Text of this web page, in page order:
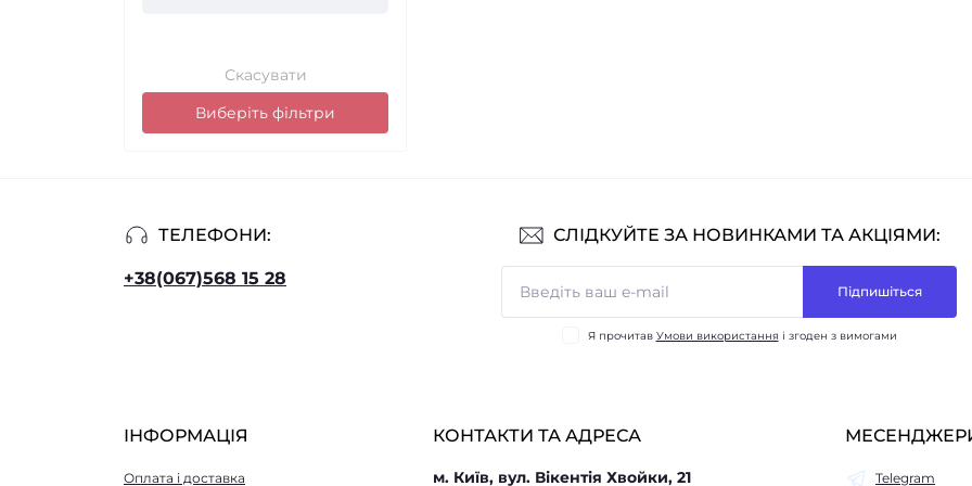
Скасувати
Виберіть фільтри
ТЕЛЕФОНИ:
+38(067)568 15 28
СЛІДКУЙТЕ ЗА НОВИНКАМИ ТА АКЦІЯМИ:
Підпишіться
Я прочитав Умови використання і згоден з вимогами
ІНФОРМАЦІЯ
Оплата і доставка
КОНТАКТИ ТА АДРЕСА
м. Київ, вул. Вікентія Хвойки, 21 Telegram